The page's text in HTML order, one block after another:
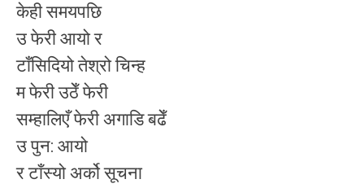
केही समयपछि
उ फेरी आयो र
टाँसिदियो तेश्रो चिन्ह
म फेरी उठेँ फेरी
सम्हालिएँ फेरी अगाडि बढेँ
उ पुन: आयो
र टाँस्यो अर्को सूचना